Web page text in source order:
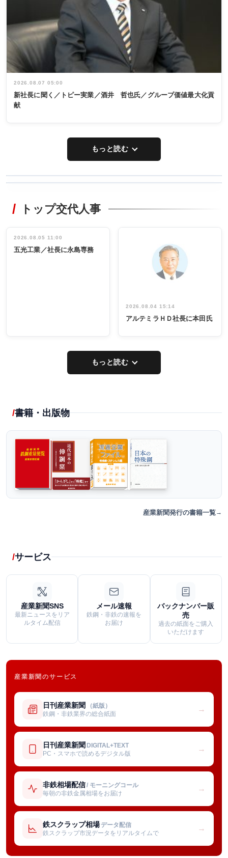
2026.08.07 05:00
新社長に聞く／トピー実業／酒井 哲也氏／グループ価値最大化貢
献
もっと読む
非鉄業界で
インタビュ
ー／社内ア
タックトレー
祝う 業界関
係者ら220人
出席
トップ交代人事
2026.08.05 11:00
五光工業／社長に永島専務
2026.08.04 15:14
アルテミラＨＤ社長に本田氏
もっと読む
書籍・出版物
産業新聞発行の書籍一覧
サービス
産業新聞SNS
最新ニュースをリア
ルタイム配信
メール速報
鉄鋼・非鉄の速報を
お届け
バックナンバー販
売
過去の紙面をご購入
いただけます
産業新聞のサービス
日刊産業新聞 （紙版）
鉄鋼・非鉄業界の総合紙面
→
日刊産業新聞 DIGITAL+TEXT
PC・スマホで読めるデジタル版
→
非鉄相場配信/ モーニングコール
毎朝の非鉄金属相場をお届け
→
鉄スクラップ相場 データ配信
鉄スクラップ市況データをリアルタイムで
→